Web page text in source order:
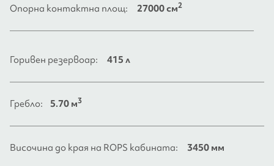
Опорна контактна площ: 27000 см2
Горивен резервоар: 415 л
Гребло: 5.70 м3
Височина до края на ROPS кабината: 3450 мм